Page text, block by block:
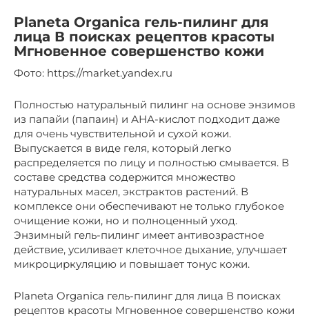
Planeta Organica гель-пилинг для
лица В поисках рецептов красоты
Мгновенное совершенство кожи
​Фото: https://market.yandex.ru
Полностью натуральный пилинг на основе энзимов
из папайи (папаин) и АНА-кислот подходит даже
для очень чувствительной и сухой кожи.
Выпускается в виде геля, который легко
распределяется по лицу и полностью смывается. В
составе средства содержится множество
натуральных масел, экстрактов растений. В
комплексе они обеспечивают не только глубокое
очищение кожи, но и полноценный уход.
Энзимный гель-пилинг имеет антивозрастное
действие, усиливает клеточное дыхание, улучшает
микроциркуляцию и повышает тонус кожи.
Planeta Organica гель-пилинг для лица В поисках
рецептов красоты Мгновенное совершенство кожи